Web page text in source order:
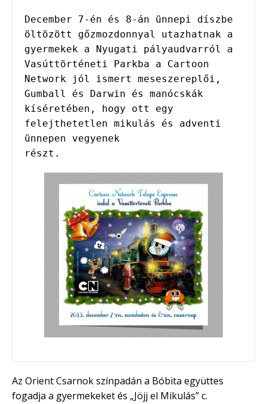
December 7-én és 8-án ünnepi díszbe
öltözött gőzmozdonnyal utazhatnak a
gyermekek a Nyugati pályaudvarról a
Vasúttörténeti Parkba a Cartoon
Network jól ismert meseszereplői,
Gumball és Darwin és manócskák
kíséretében, hogy ott egy
felejthetetlen mikulás és adventi
ünnepen vegyenek
részt.
Az Orient Csarnok színpadán a Bóbita együttes
fogadja a gyermekeket és „Jöjj el Mikulás” c.